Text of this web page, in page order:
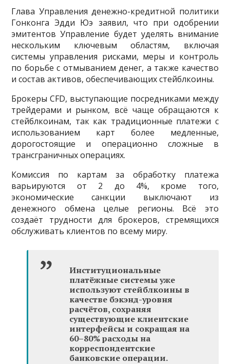
Глава Управления денежно-кредитной политики
Гонконга Эдди Юэ заявил, что при одобрении
эмитентов Управление будет уделять внимание
нескольким ключевым областям, включая
системы управления рисками, меры и контроль
по борьбе с отмыванием денег, а также качество
и состав активов, обеспечивающих стейблкоины.
Брокеры CFD, выступающие посредниками между
трейдерами и рынком, всё чаще обращаются к
стейблкоинам, так как традиционные платежи с
использованием карт более медленные,
дорогостоящие и операционно сложные в
трансграничных операциях.
Комиссия по картам за обработку платежа
варьируются от 2 до 4%, кроме того,
экономические санкции выключают из
денежного обмена целые регионы. Всё это
создаёт трудности для брокеров, стремящихся
обслуживать клиентов по всему миру.
Институциональные
платёжные системы уже
используют стейблкоины в
качестве бэкэнд-уровня
расчётов, сохраняя
существующие клиентские
интерфейсы и сокращая на
60–80% расходы на
корреспондентские
банковские операции.